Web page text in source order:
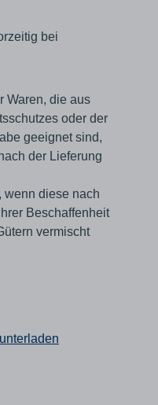
bei
Waren, die aus
oder der
geeignet sind,
der Lieferung
wenn diese nach
Beschaffenheit
vermischt